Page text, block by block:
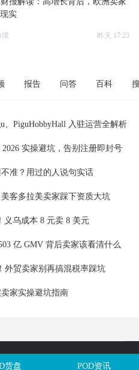
实
境 昨天 17:23
报告 问答 百科
、PiguHobbyHall 入驻运营全解析
实操避坑，告别注册即封号
准？用过的人说句实话
客多拉美卖家踩下资质大坑
义乌成本 8 元卖 8 美元
亿 GMV 背后卖家该看清什么
外贸卖家别再搞混税率踩坑
家实操避坑指南
Reserved. 闽ICP备2025106563号
货盘 POD资讯